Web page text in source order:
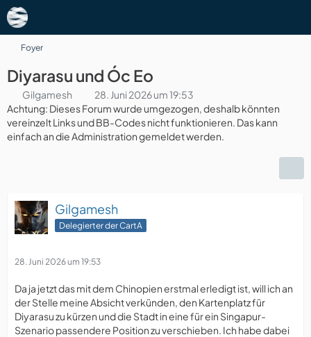
Foyer
Diyarasu und Óc Eo
Gilgamesh
28. Juni 2026 um 19:53
Achtung: Dieses Forum wurde umgezogen, deshalb könnten
vereinzelt Links und BB-Codes nicht funktionieren. Das kann
einfach an die Administration gemeldet werden.
Gilgamesh
Delegierter der CartA
28. Juni 2026 um 19:53
Da ja jetzt das mit dem Chinopien erstmal erledigt ist, will ich an
der Stelle meine Absicht verkünden, den Kartenplatz für
Diyarasu zu kürzen und die Stadt in eine für ein Singapur-
Szenario passendere Position zu verschieben. Ich habe dabei